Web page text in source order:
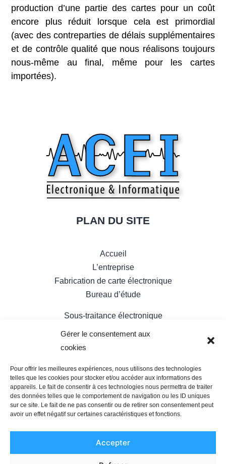
Gérer le consentement aux
cookies
Pour offrir les meilleures expériences, nous utilisons des technologies
telles que les cookies pour stocker et/ou accéder aux informations des
appareils. Le fait de consentir à ces technologies nous permettra de traiter
des données telles que le comportement de navigation ou les ID uniques
sur ce site. Le fait de ne pas consentir ou de retirer son consentement peut
avoir un effet négatif sur certaines caractéristiques et fonctions.
Accepter
production d’une partie des cartes pour un coût
encore plus réduit lorsque cela est primordial
(avec des contreparties de délais supplémentaires
et de contrôle qualité que nous réalisons toujours
nous-même au final, même pour les cartes
importées).
PLAN DU SITE
Accueil
L’entreprise
Fabrication de carte électronique
Bureau d’étude
Sous-traitance électronique
NOUS CONTACTER
04 67 59 66 70
SAS ACEI
2 Rue des Frères Lumière